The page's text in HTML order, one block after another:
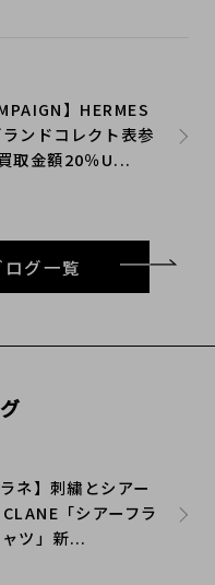
】HERMES
ンドコレクト表参
取金額20％U...
グ一覧
ネ】刺繍とシアー
「シアーフラ
ツ」新...